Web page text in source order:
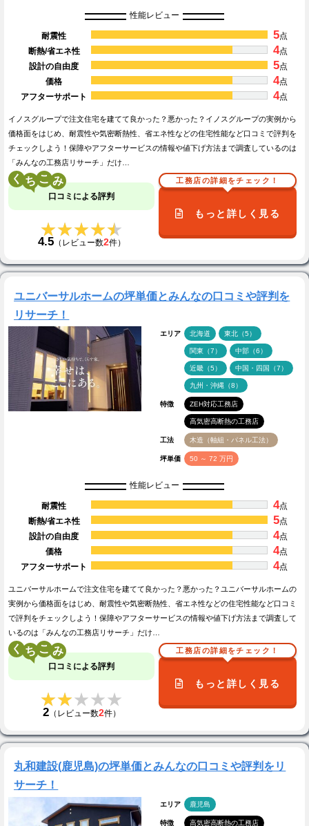
性能レビュー
耐震性 5点
断熱/省エネ性
4点
設計の自由度
5点
価格
4点
アフターサポート
4点
イノスグループで注文住宅を建てて良かった？悪かった？イノスグループの実例から
価格面をはじめ、耐震性や気密断熱性、省エネ性などの住宅性能など口コミで評判を
チェックしよう！保障やアフターサービスの情報や値下げ方法まで調査しているのは
「みんなの工務店リサーチ」だけ…
く こ
口コミによる評判
★★★★★
★★★★★
4.5（レビュー数2件）
工務店の詳細をチェック！
もっと詳しく見る
ユニバーサルホームの坪単価とみんなの口コミや評判を
リサーチ！
エリア 北海道 東北（5）
関東（7） 中部（6）
近畿（5） 中国・四国（7）
九州・沖縄（8）
特徴 ZEH対応工務店
高気密高断熱の工務店
工法 木造（軸組・パネル工法）
坪単価 50 ～ 72 万円
性能レビュー
耐震性 4点
断熱/省エネ性
5点
設計の自由度
4点
価格
4点
アフターサポート
4点
ユニバーサルホームで注文住宅を建てて良かった？悪かった？ユニバーサルホームの
実例から価格面をはじめ、耐震性や気密断熱性、省エネ性などの住宅性能など口コミ
で評判をチェックしよう！保障やアフターサービスの情報や値下げ方法まで調査して
いるのは「みんなの工務店リサーチ」だけ…
く こ
口コミによる評判
★★★★★
★★★★★
2（レビュー数2件）
工務店の詳細をチェック！
もっと詳しく見る
丸和建設(鹿児島)の坪単価とみんなの口コミや評判をリ
サーチ！
エリア 鹿児島
特徴 高気密高断熱の工務店